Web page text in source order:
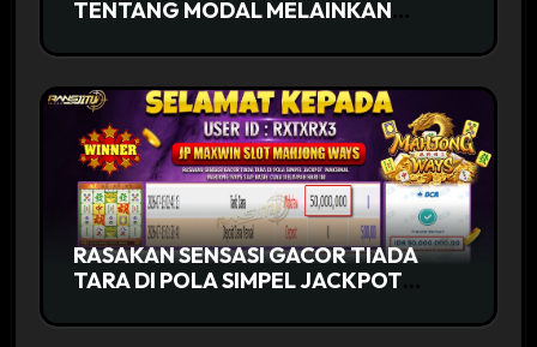
TENTANG MODAL MELAINKAN
YANG TEPAT
RASAKAN SENSASI GACOR TIADA
TARA DI POLA SIMPEL JACKPOT
KASIH CUAN